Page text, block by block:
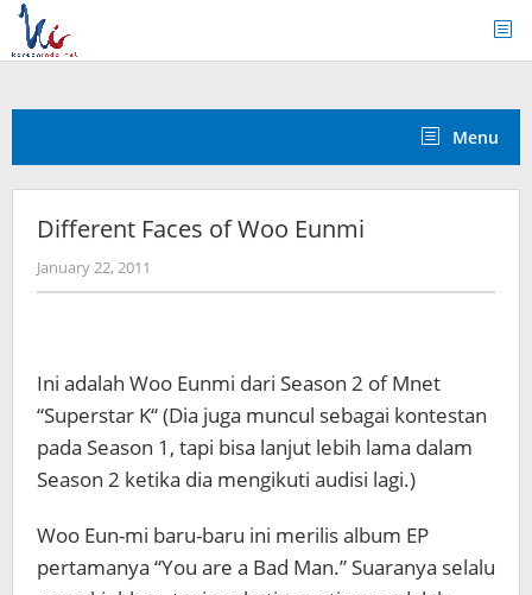
Skip
content
Menu
Different Faces of Woo Eunmi
January 22, 2011
Koreanindo
Ini adalah Woo Eunmi dari Season 2 of Mnet
“Superstar K“ (Dia juga muncul sebagai kontestan
pada Season 1, tapi bisa lanjut lebih lama dalam
Season 2 ketika dia mengikuti audisi lagi.)
Woo Eun-mi baru-baru ini merilis album EP
pertamanya “You are a Bad Man.” Suaranya selalu